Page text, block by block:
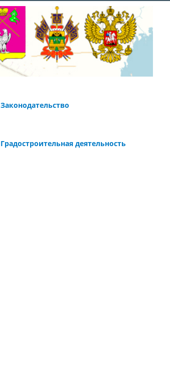
Законодательство
Градостроительная деятельность